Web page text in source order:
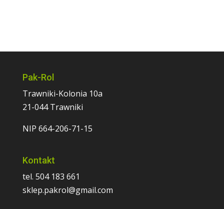
Pak-Rol
Trawniki-Kolonia 10a
21-044 Trawniki
NIP 664-206-71-15
Kontakt
tel. 504 183 661
sklep.pakrol@gmail.com